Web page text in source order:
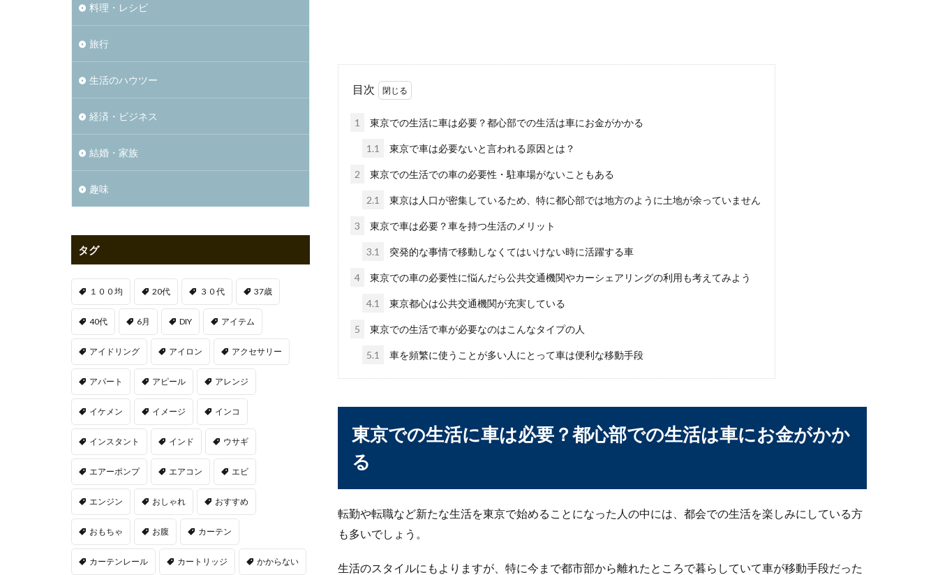
車を買おうと決めても、車の種類や新車か中古車かによっても値段はかなり違います。そこで気
トラックの後ろを走る時は信号が見えるように車間距離に注意
運転していると、大型トラックの後ろについてしまって前方が見えにくいということもあるでし
ラジエーターの冷却水量が足りない場合は要注意！すぐに点検を
ラジエーターは車の前方に設置されているものですが、冷却水の量を気にしたことありますか？
普段か...
車の窓の部分にカーテン取り付けている車を見かけることはありますね。カーテンを取り付ける
目次
1 東京での生活に車は必要？都心部での生活は車にお金がかかる
1.1 東京で車は必要ないと言われる原因とは？
2 東京での生活での車の必要性・駐車場がないこともある
2.1 東京は人口が密集しているため、特に都心部では地方のように土地が余っていません
3 東京で車は必要？車を持つ生活のメリット
3.1 突発的な事情で移動しなくてはいけない時に活躍する車
4 東京での車の必要性に悩んだら公共交通機関やカーシェアリングの利用も考えてみよう
4.1 東京都心は公共交通機関が充実している
5 東京での生活で車が必要なのはこんなタイプの人
5.1 車を頻繁に使うことが多い人にとって車は便利な移動手段
東京での生活に車は必要？都心部での生活は車にお金がかか
る
転勤や転職など新たな生活を東京で始めることになった人の中には、都会での生活を楽しみにしている方
も多いでしょう。
生活のスタイルにもよりますが、特に今まで都市部から離れたところで暮らしていて車が移動手段だった
料理・レシピ
旅行
生活のハウツー
経済・ビジネス
結婚・家族
趣味
タグ
１００均 20代 ３０代 37歳
40代 6月 DIY アイテム
アイドリング アイロン アクセサリー
アパート アピール アレンジ
イケメン イメージ インコ
インスタント インド ウサギ
エアーポンプ エアコン エビ
エンジン おしゃれ おすすめ
おもちゃ お腹 カーテン
カーテンレール カートリッジ かからない